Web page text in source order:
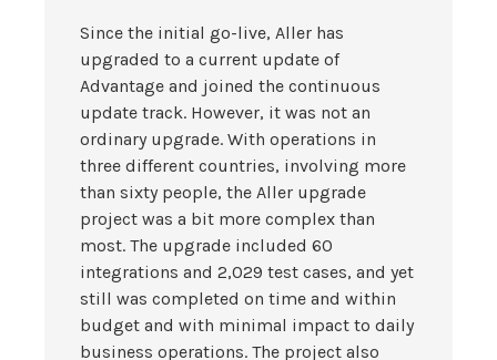
Since the initial go-live, Aller has
upgraded to a current update of
Advantage and joined the continuous
update track. However, it was not an
ordinary upgrade. With operations in
three different countries, involving more
than sixty people, the Aller upgrade
project was a bit more complex than
most. The upgrade included 60
integrations and 2,029 test cases, and yet
still was completed on time and within
budget and with minimal impact to daily
business operations. The project also